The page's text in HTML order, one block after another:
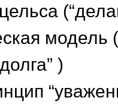
модель
)